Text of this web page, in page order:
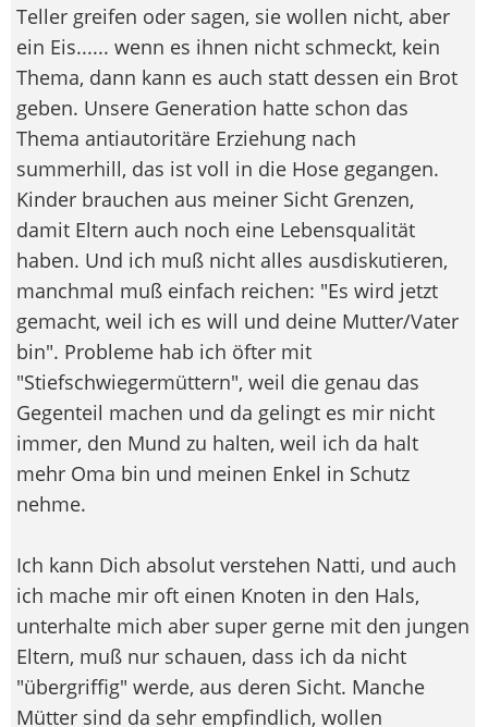
Teller greifen oder sagen, sie wollen nicht, aber
ein Eis...... wenn es ihnen nicht schmeckt, kein
Thema, dann kann es auch statt dessen ein Brot
geben. Unsere Generation hatte schon das
Thema antiautoritäre Erziehung nach
summerhill, das ist voll in die Hose gegangen.
Kinder brauchen aus meiner Sicht Grenzen,
damit Eltern auch noch eine Lebensqualität
haben. Und ich muß nicht alles ausdiskutieren,
manchmal muß einfach reichen: "Es wird jetzt
gemacht, weil ich es will und deine Mutter/Vater
bin". Probleme hab ich öfter mit
"Stiefschwiegermüttern", weil die genau das
Gegenteil machen und da gelingt es mir nicht
immer, den Mund zu halten, weil ich da halt
mehr Oma bin und meinen Enkel in Schutz
nehme.
Ich kann Dich absolut verstehen Natti, und auch
ich mache mir oft einen Knoten in den Hals,
unterhalte mich aber super gerne mit den jungen
Eltern, muß nur schauen, dass ich da nicht
"übergriffig" werde, aus deren Sicht. Manche
Mütter sind da sehr empfindlich, wollen